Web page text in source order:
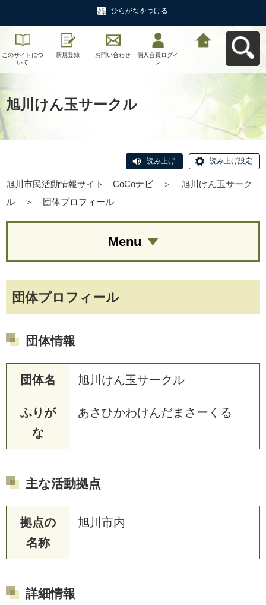
ひらがなをつける
このサイトにつ
いて
新規登録 お問い合わせ
個人会員ログイ
ン
旭川けん玉サークル
読み上げ 読み上げ設定
旭川市民活動情報サイト CoCoナビ ＞
旭川けん玉サーク
ル
＞ 団体プロフィール
団体プロフィール
団体情報
団体名 旭川けん玉サークル
ふりが
な
あさひかわけんだまさーくる
主な活動拠点
拠点の
名称
旭川市内
詳細情報
Menu